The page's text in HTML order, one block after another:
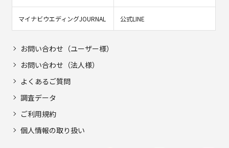
マイナビウエディングJOURNAL 公式LINE
お問い合わせ（ユーザー様）
お問い合わせ（法人様）
よくあるご質問
調査データ
ご利用規約
個人情報の取り扱い